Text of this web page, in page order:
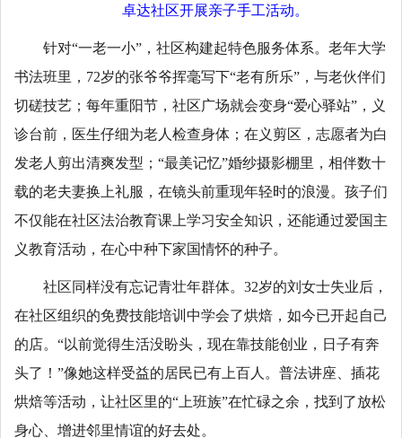
卓达社区开展亲子手工活动。
针对“一老一小”，社区构建起特色服务体系。老年大学
书法班里，72岁的张爷爷挥毫写下“老有所乐”，与老伙伴们
切磋技艺；每年重阳节，社区广场就会变身“爱心驿站”，义
诊台前，医生仔细为老人检查身体；在义剪区，志愿者为白
发老人剪出清爽发型；“最美记忆”婚纱摄影棚里，相伴数十
载的老夫妻换上礼服，在镜头前重现年轻时的浪漫。孩子们
不仅能在社区法治教育课上学习安全知识，还能通过爱国主
义教育活动，在心中种下家国情怀的种子。
社区同样没有忘记青壮年群体。32岁的刘女士失业后，
在社区组织的免费技能培训中学会了烘焙，如今已开起自己
的店。“以前觉得生活没盼头，现在靠技能创业，日子有奔
头了！”像她这样受益的居民已有上百人。普法讲座、插花
烘焙等活动，让社区里的“上班族”在忙碌之余，找到了放松
身心、增进邻里情谊的好去处。